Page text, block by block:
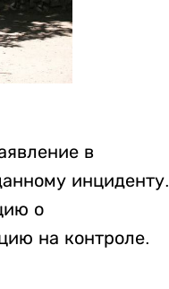
в
инциденту.
о
на контроле.